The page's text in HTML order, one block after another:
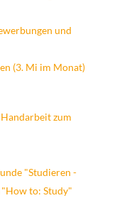
und
(3. Mi im Monat)
zum
"Studieren -
to: Study"